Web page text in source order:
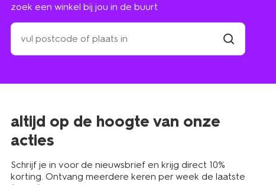
zoek een winkel bij jou in de buurt
zoek
een
winkel
in
altijd op de hoogte van onze
acties
Schrijf je in voor de nieuwsbrief en krijg direct 10%
korting. Ontvang meerdere keren per week de laatste